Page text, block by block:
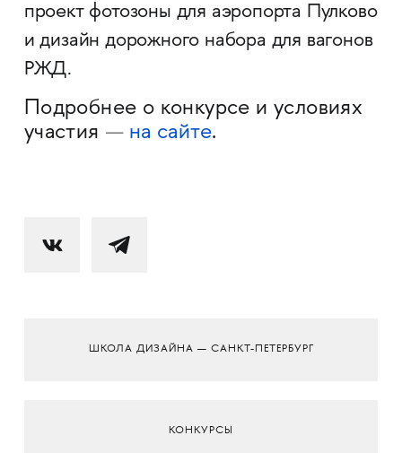
проект фотозоны для аэропорта Пулково
и дизайн дорожного набора для вагонов
РЖД.
Подробнее о конкурсе и условиях
участия — на сайте.
ШКОЛА ДИЗАЙНА — САНКТ-ПЕТЕРБУРГ
КОНКУРСЫ